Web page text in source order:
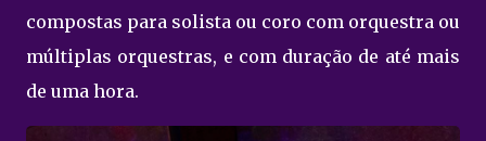
compostas para solista ou coro com orquestra ou
múltiplas orquestras, e com duração de até mais
de uma hora.